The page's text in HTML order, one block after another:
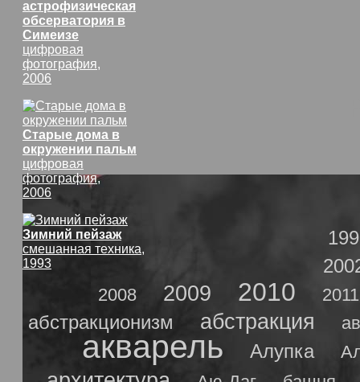
астрофизическая
обсерватория в
Симеизе
цифровая
фотография,
2006
Старые дома в
окружении пальм
цифровая
фотография,
2006
Зимний пейзаж
смешанная техника,
1993
2008 2009 2010 2011
абстракционизм абстракция
акварель Алупка